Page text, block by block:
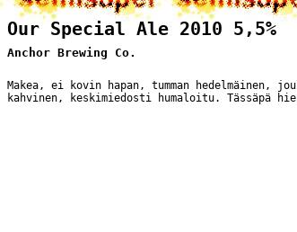
Our Special Ale 2010 5,5%
Anchor Brewing Co.
Makea, ei kovin hapan, tumman hedelmäinen,
kahvinen, keskimiedosti humaloitu. Tässäpä